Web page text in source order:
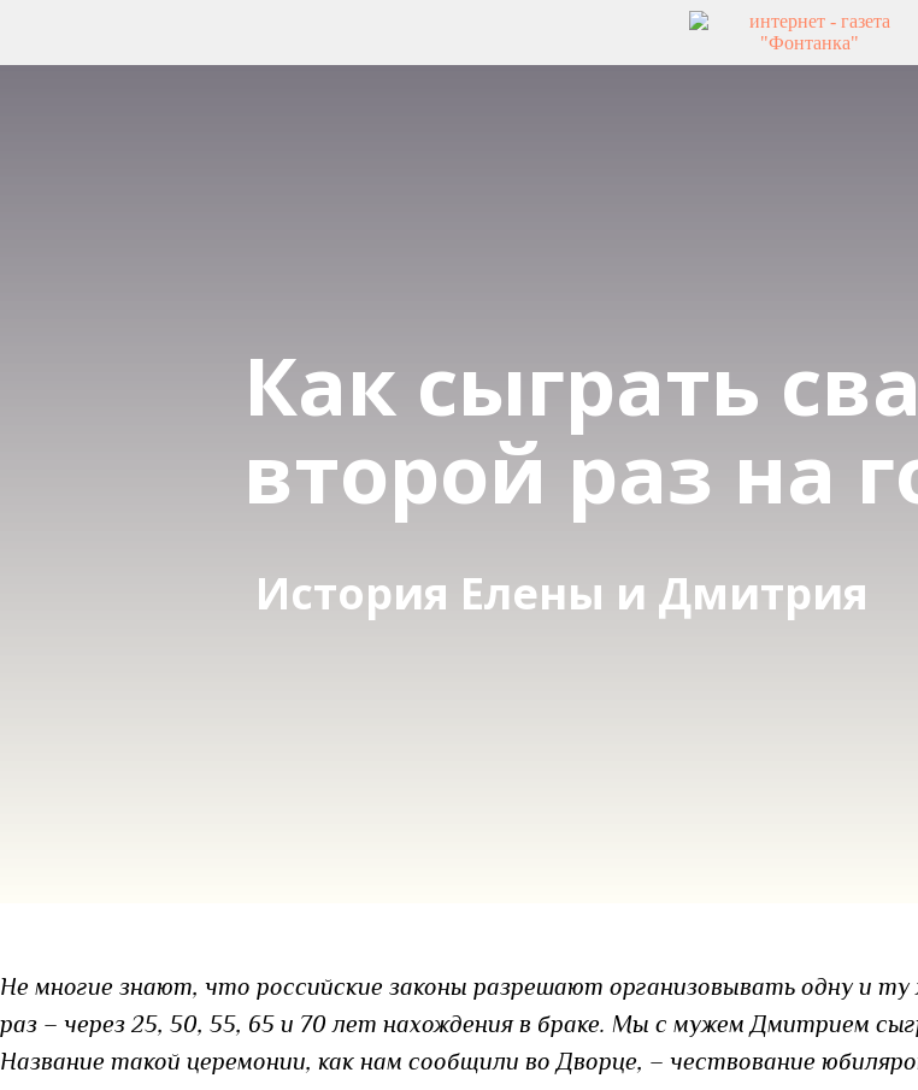
Как сыграть
второй раз на
История Елены и Дмитрия
Не многие знают, что российские законы разрешают организовывать одну и
раз – через 25, 50, 55, 65 и 70 лет нахождения в браке. Мы с мужем Дмитрием
Название такой церемонии, как нам сообщили во Дворце, – чествование